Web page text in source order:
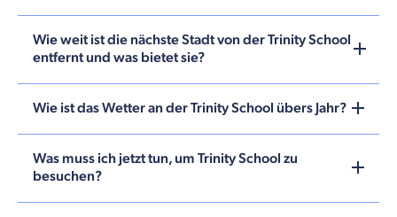
Wie weit ist die nächste Stadt von der Trinity School
entfernt und was bietet sie?
Wie ist das Wetter an der Trinity School übers Jahr?
Was muss ich jetzt tun, um Trinity School zu
besuchen?